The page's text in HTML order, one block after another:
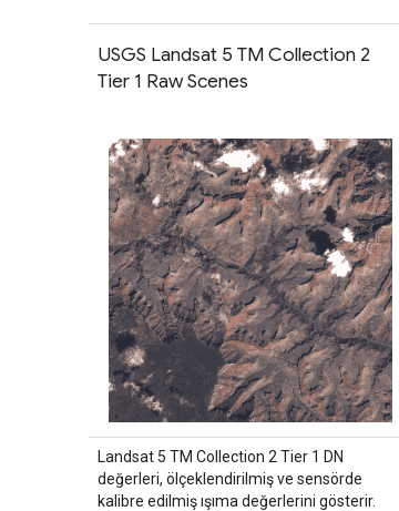
USGS Landsat 5 TM Collection 2
Tier 1 Raw Scenes
Landsat 5 TM Collection 2 Tier 1 DN
değerleri, ölçeklendirilmiş ve sensörde
kalibre edilmiş ışıma değerlerini gösterir.